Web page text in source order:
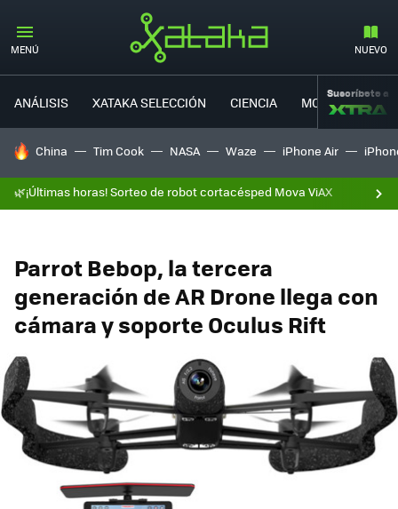
MENÚ NUEVO
ANÁLISIS XATAKA SELECCIÓN CIENCIA MOVILIDAD
Suscríbete a
HOY SE HABLA DE
China Tim Cook NASA Waze iPhone Air
🌿¡Últimas horas! Sorteo de robot cortacésped Mova ViAX
Parrot Bebop, la tercera
generación de AR Drone llega con
cámara y soporte Oculus Rift